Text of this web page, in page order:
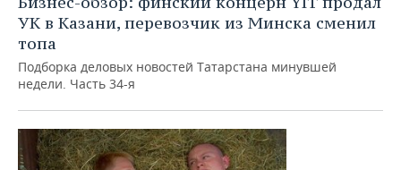
УК в Казани, перевозчик из Минска сменил
топа
Подборка деловых новостей Татарстана минувшей
недели. Часть 34-я